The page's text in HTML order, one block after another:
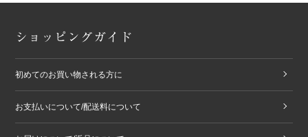
ショッピングガイド
初めてのお買い物される方に
お支払いについて/配送料について